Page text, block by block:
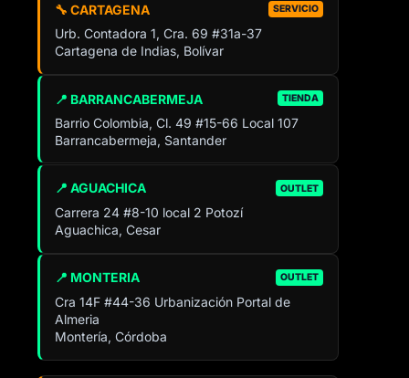
🔧 CARTAGENA SERVICIO
Urb. Contadora 1, Cra. 69 #31a-37
Cartagena de Indias, Bolívar
📍 BARRANCABERMEJA TIENDA
Barrio Colombia, Cl. 49 #15-66 Local 107
Barrancabermeja, Santander
📍 AGUACHICA OUTLET
Carrera 24 #8-10 local 2 Potozí
Aguachica, Cesar
📍 MONTERIA OUTLET
Cra 14F #44-36 Urbanización Portal de
Almeria
Montería, Córdoba